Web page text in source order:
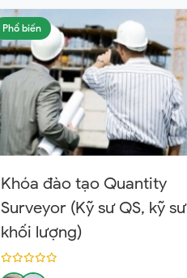
Phổ biến
Khóa đào tạo Quantity
Surveyor (Kỹ sư QS, kỹ sư
khối lượng)